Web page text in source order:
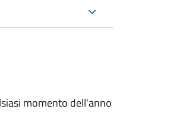
momento dell'anno